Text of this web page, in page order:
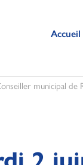
Accueil
municipal de